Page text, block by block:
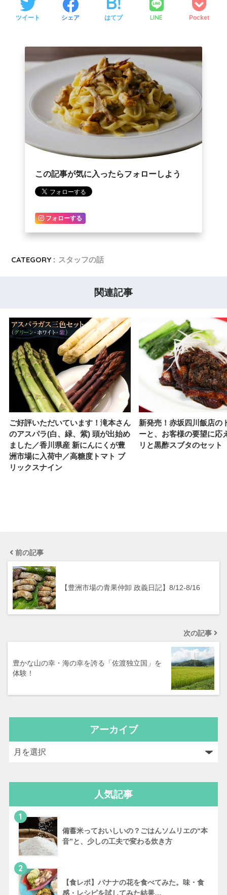
ツイート シェア はてブ LINE Pocket
この記事が気に入ったらフォローしよう
フォローする
CATEGORY : スタッフの話
関連記事
ご好評いただいています！滝本さん
のアスパラ(白、緑、紫) 頭が出始め
ました／香川県産 新にんにくが豊
洲市場に入荷中／高糖度トマト ブ
リックスナイン
新発売！赤坂四川飯店の
ーと、お客様の要望に応
リと黒酢スブタのセット
前の記事
【豊洲市場の青果仲卸 政義日記】8/12-8/16
次の記事
豊かな山の幸・海の幸を誇る「佐渡独立国」を
体験！
アーカイブ
人気記事
1
備蓄米っておいしいの？ごはんソムリエの“本
音”と、少しの工夫で変わる炊き方
2
【食レポ】バナナの花を食べてみた。味・食
感・レシピを試してみた結果…